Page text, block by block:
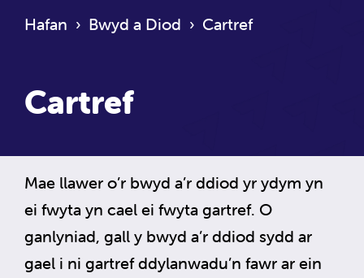
Hafan › Bwyd a Diod › Cartref
Cartref
Mae llawer o’r bwyd a’r ddiod yr ydym yn
ei fwyta yn cael ei fwyta gartref. O
ganlyniad, gall y bwyd a’r ddiod sydd ar
gael i ni gartref ddylanwadu’n fawr ar ein